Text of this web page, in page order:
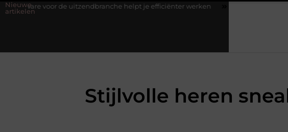
Nieuwe
artikelen
helpt je efficiënter werken Stijlvolle heren sneakers voor een
Stijlvolle heren